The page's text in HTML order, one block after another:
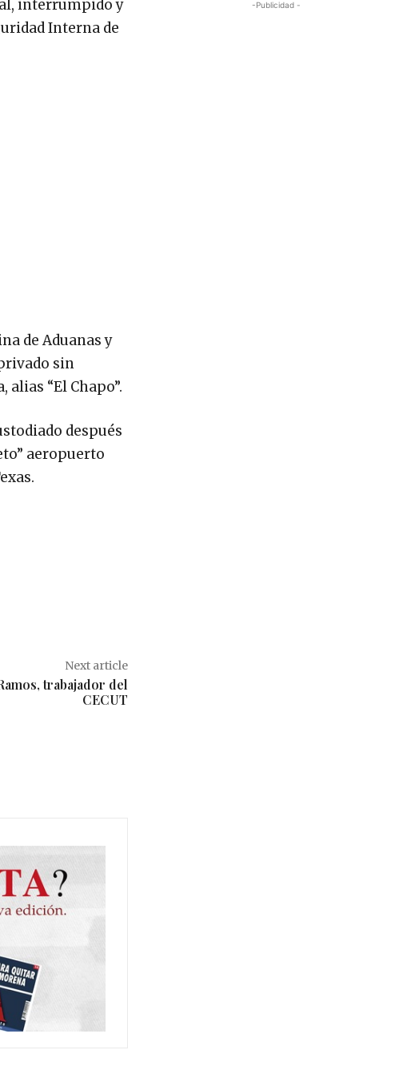
interrumpido y
Interna de
de Aduanas y
sin
“El Chapo”.
después
aeropuerto
Next article
trabajador del
CECUT
-Publicidad -